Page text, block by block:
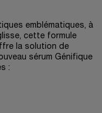
emblématiques, à
cette formule
la solution de
sérum Génifique
: